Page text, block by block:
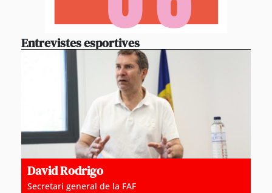
Entrevistes esportives
David Rodrigo
Secretari general de la FAF